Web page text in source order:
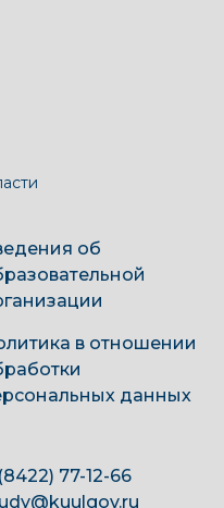
об
в отношении
данных
77-12-66